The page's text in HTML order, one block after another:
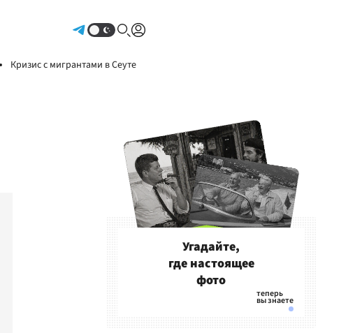
Кризис с мигрантами в Сеуте
Угадайте,
где настоящее
фото